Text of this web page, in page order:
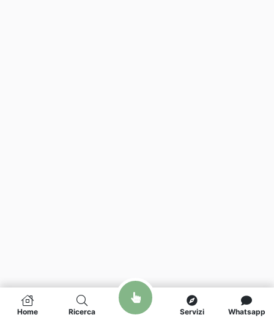
Home Ricerca Servizi Whatsapp